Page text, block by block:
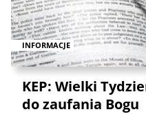
INFORMACJE
KEP: Wielki
do zaufania Bogu